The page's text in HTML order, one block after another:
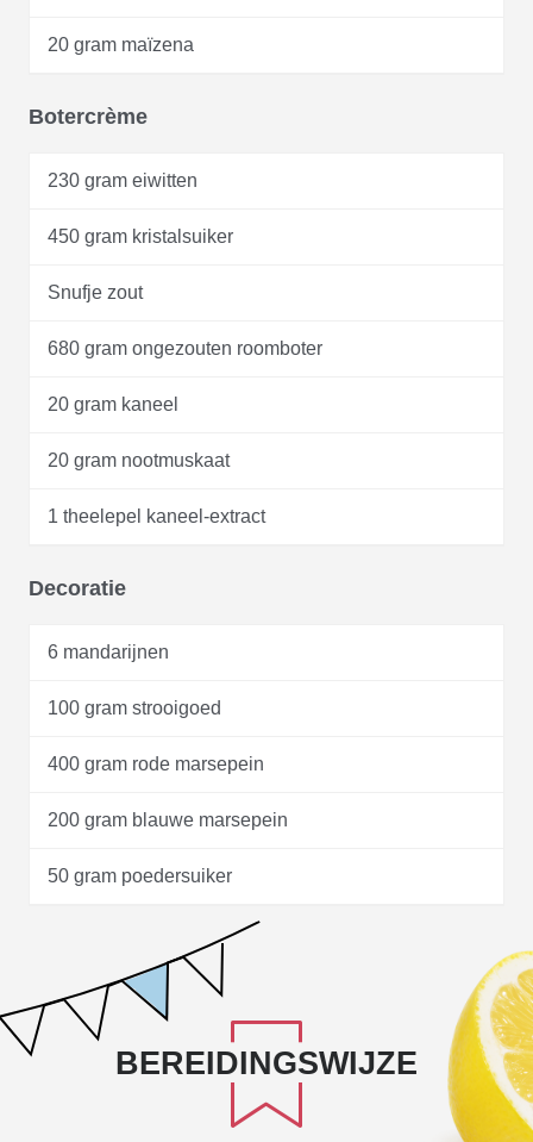
20 gram maïzena
Botercrème
230 gram eiwitten
450 gram kristalsuiker
Snufje zout
680 gram ongezouten roomboter
20 gram kaneel
20 gram nootmuskaat
1 theelepel kaneel-extract
Decoratie
6 mandarijnen
100 gram strooigoed
400 gram rode marsepein
200 gram blauwe marsepein
50 gram poedersuiker
BEREIDINGSWIJZE